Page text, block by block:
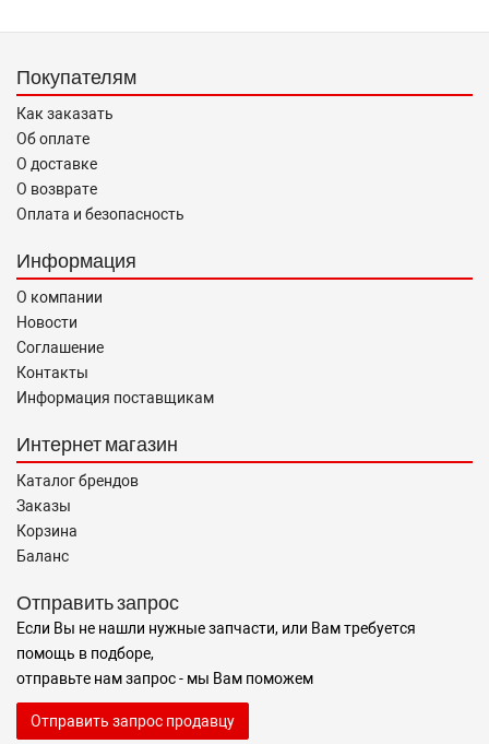
«О защите прав потребителей».
Покупателям
Как заказать
Об оплате
О доставке
О возврате
Оплата и безопасность
Информация
О компании
Новости
Соглашение
Контакты
Информация поставщикам
Интернет магазин
Каталог брендов
Заказы
Корзина
Баланс
Отправить запрос
Если Вы не нашли нужные запчасти, или Вам требуется
помощь в подборе,
отправьте нам запрос - мы Вам поможем
Отправить запрос продавцу